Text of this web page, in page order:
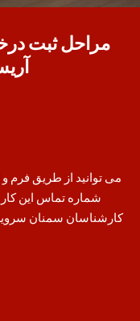
مراحل ثبت
می توانید از طریق فرم
شماره تماس این کار
کارشناسان سمنان